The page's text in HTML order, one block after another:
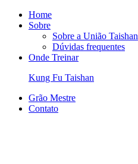
Home
Sobre
Sobre a União Taishan
Dúvidas frequentes
Onde Treinar
Kung Fu Taishan
Grão Mestre
Contato